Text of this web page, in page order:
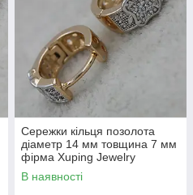
Сережки кільця позолота
діаметр 14 мм товщина 7 мм
фірма Xuping Jewelry
малюнок Apple сріблястий
В наявності